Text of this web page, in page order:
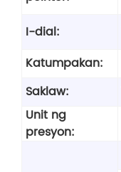
I-dial:
Katumpakan:
Saklaw:
Unit ng
presyon: